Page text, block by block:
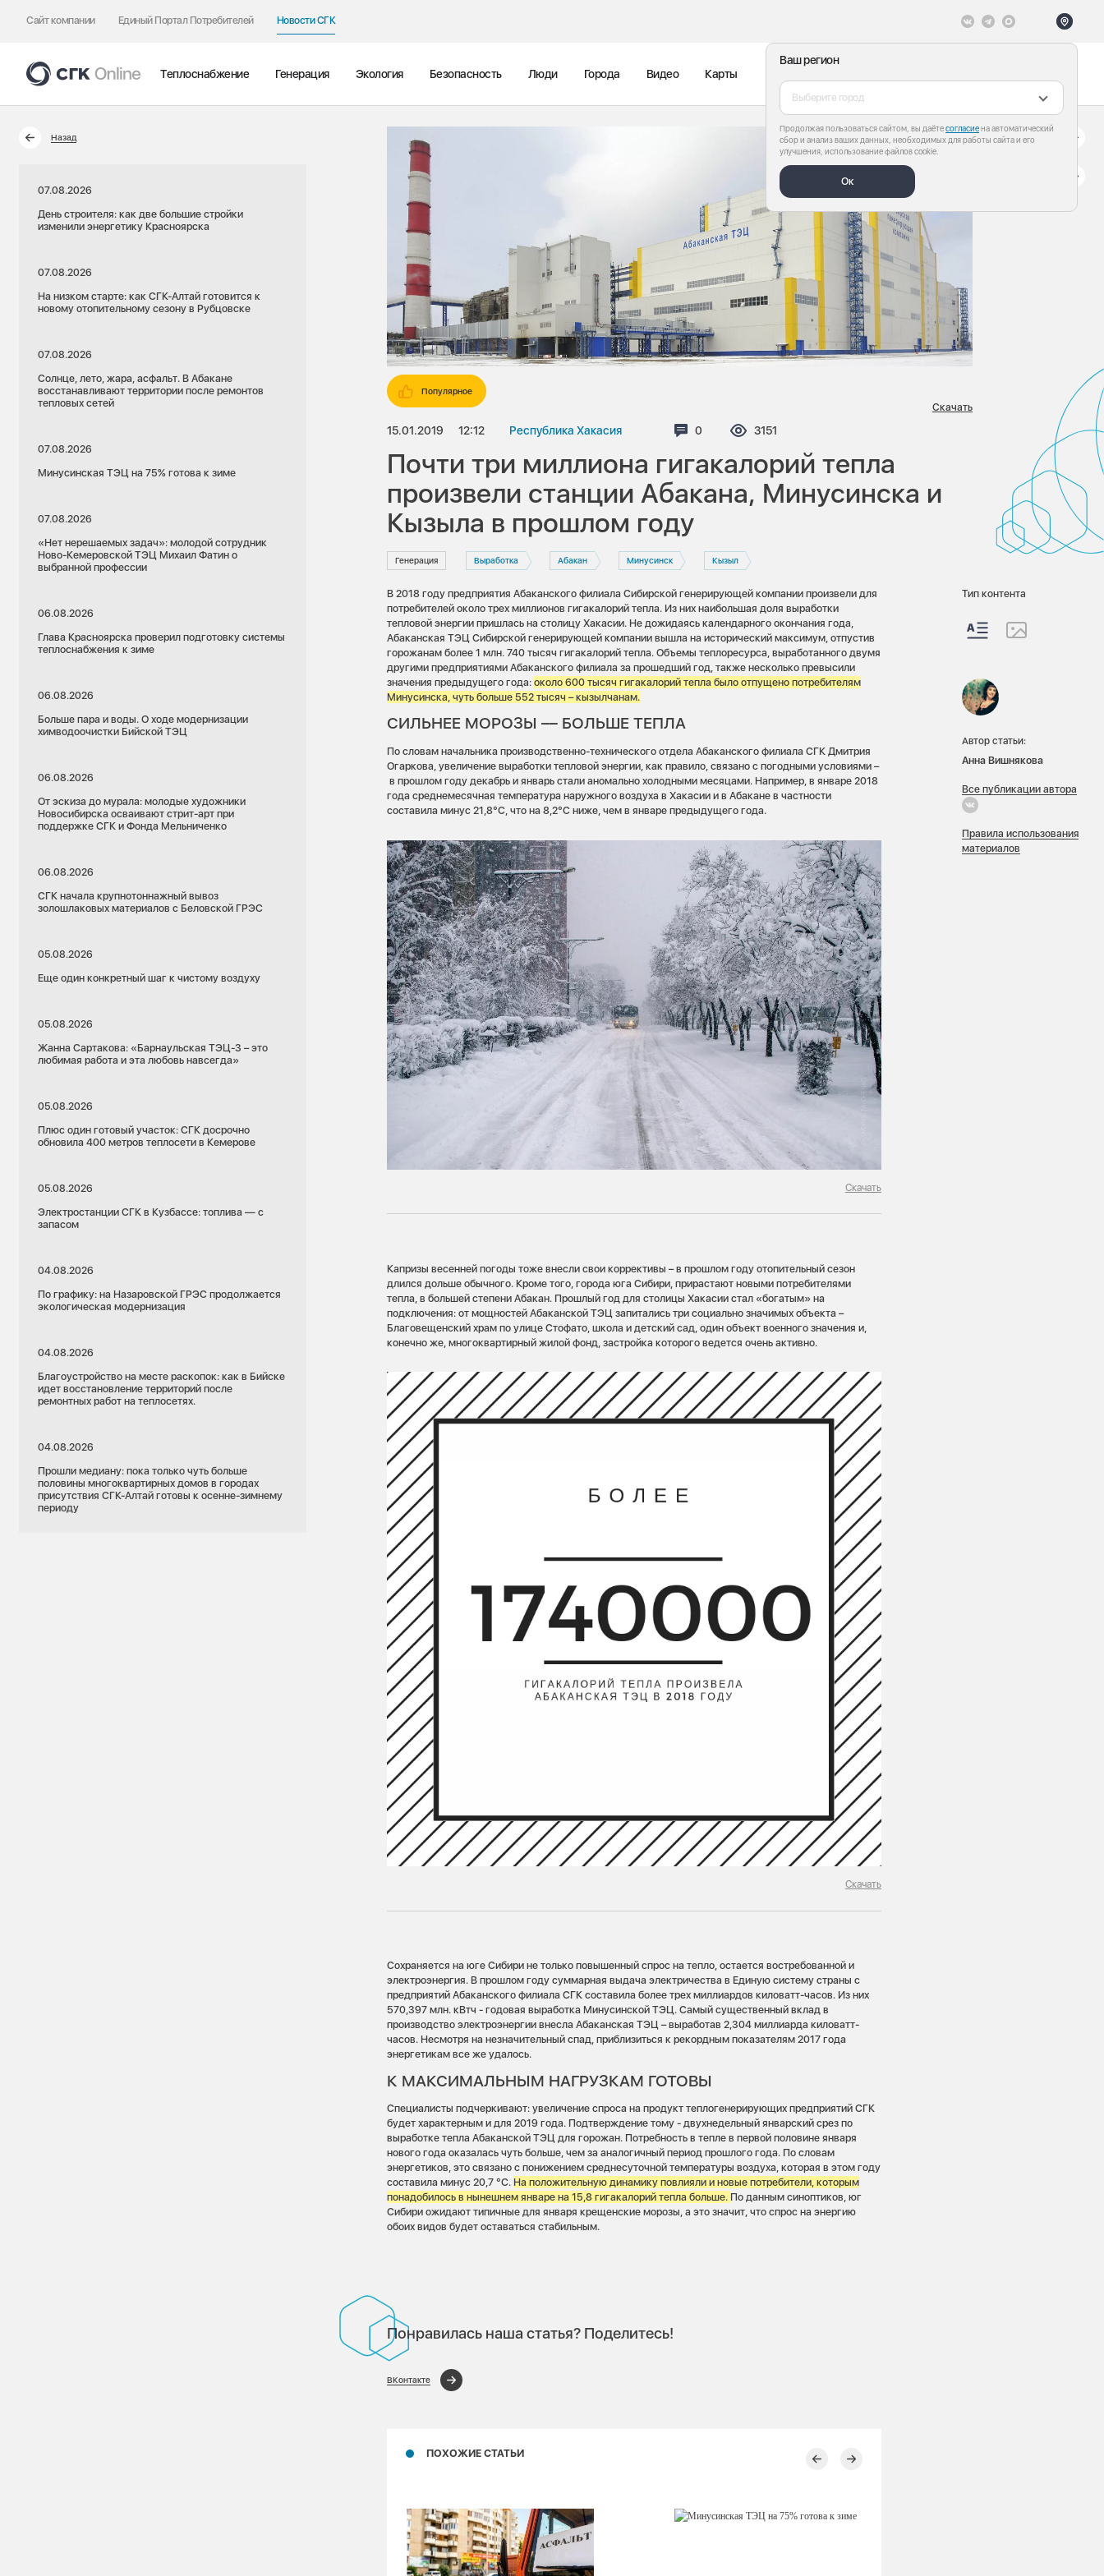
Сайт компании Единый Портал Потребителей Новости СГК
Ваш регион
Выберите город
Продолжая пользоваться сайтом, вы даётесогласиена автоматический
сбор и анализ ваших данных, необходимых для работы сайта и его
улучшения, использование файлов cookie.
Ок
Теплоснабжение Генерация Экология Безопасность Люди Города Видео Карты
Назад
07.08.2026
День строителя: как две большие стройки
изменили энергетику Красноярска
07.08.2026
На низком старте: как СГК-Алтай готовится к
новому отопительному сезону в Рубцовске
07.08.2026
Солнце, лето, жара, асфальт. В Абакане
восстанавливают территории после ремонтов
тепловых сетей
07.08.2026
Минусинская ТЭЦ на 75% готова к зиме
07.08.2026
«Нет нерешаемых задач»: молодой сотрудник
Ново-Кемеровской ТЭЦ Михаил Фатин о
выбранной профессии
06.08.2026
Глава Красноярска проверил подготовку системы
теплоснабжения к зиме
06.08.2026
Больше пара и воды. О ходе модернизации
химводоочистки Бийской ТЭЦ
06.08.2026
От эскиза до мурала: молодые художники
Новосибирска осваивают стрит-арт при
поддержке СГК и Фонда Мельниченко
06.08.2026
СГК начала крупнотоннажный вывоз
золошлаковых материалов с Беловской ГРЭС
05.08.2026
Еще один конкретный шаг к чистому воздуху
05.08.2026
Жанна Сартакова: «Барнаульская ТЭЦ-3 – это
любимая работа и эта любовь навсегда»
05.08.2026
Плюс один готовый участок: СГК досрочно
обновила 400 метров теплосети в Кемерове
05.08.2026
Электростанции СГК в Кузбассе: топлива — с
запасом
04.08.2026
По графику: на Назаровской ГРЭС продолжается
экологическая модернизация
04.08.2026
Благоустройство на месте раскопок: как в Бийске
идет восстановление территорий после
ремонтных работ на теплосетях.
04.08.2026
Прошли медиану: пока только чуть больше
половины многоквартирных домов в городах
присутствия СГК-Алтай готовы к осенне-зимнему
периоду
Популярное
15.01.2019 12:12 Республика Хакасия Комментариев:
0 Просмотров:
3151
Скачать
Почти три миллиона гигакалорий тепла
произвели станции Абакана, Минусинска и
Кызыла в прошлом году
Генерация Выработка Абакан Минусинск Кызыл
В 2018 году предприятия Абаканского филиала Сибирской генерирующей компании произвели для
потребителей около трех миллионов гигакалорий тепла. Из них наибольшая доля выработки
тепловой энергии пришлась на столицу Хакасии. Не дожидаясь календарного окончания года,
Абаканская ТЭЦ Сибирской генерирующей компании вышла на исторический максимум, отпустив
горожанам более 1 млн. 740 тысяч гигакалорий тепла. Объемы теплоресурса, выработанного двумя
другими предприятиями Абаканского филиала за прошедший год, также несколько превысили
значения предыдущего года:около 600 тысяч гигакалорий тепла было отпущено потребителям
Минусинска, чуть больше 552 тысяч – кызылчанам.
СИЛЬНЕЕ МОРОЗЫ –– БОЛЬШЕ ТЕПЛА
По словам начальника производственно-технического отдела Абаканского филиала СГК Дмитрия
Огаркова, увеличение выработки тепловой энергии, как правило, связано с погодными условиями –
в прошлом году декабрь и январь стали аномально холодными месяцами. Например, в январе 2018
года среднемесячная температура наружного воздуха в Хакасии и в Абакане в частности
составила минус 21,8°С, что на 8,2°С ниже, чем в январе предыдущего года.
Скачать
Капризы весенней погоды тоже внесли свои коррективы – в прошлом году отопительный сезон
длился дольше обычного. Кроме того, города юга Сибири, прирастают новыми потребителями
тепла, в большей степени Абакан. Прошлый год для столицы Хакасии стал «богатым» на
подключения: от мощностей Абаканской ТЭЦ запитались три социально значимых объекта –
Благовещенский храм по улице Стофато, школа и детский сад, один объект военного значения и,
конечно же, многоквартирный жилой фонд, застройка которого ведется очень активно.
Скачать
Сохраняется на юге Сибири не только повышенный спрос на тепло, остается востребованной и
электроэнергия. В прошлом году суммарная выдача электричества в Единую систему страны с
предприятий Абаканского филиала СГК составила более трех миллиардов киловатт-часов. Из них
570,397 млн. кВтч - годовая выработка Минусинской ТЭЦ. Самый существенный вклад в
производство электроэнергии внесла Абаканская ТЭЦ – выработав 2,304 миллиарда киловатт-
часов. Несмотря на незначительный спад, приблизиться к рекордным показателям 2017 года
энергетикам все же удалось.
К МАКСИМАЛЬНЫМ НАГРУЗКАМ ГОТОВЫ
Специалисты подчеркивают: увеличение спроса на продукт теплогенерирующих предприятий СГК
будет характерным и для 2019 года. Подтверждение тому - двухнедельный январский срез по
выработке тепла Абаканской ТЭЦ для горожан. Потребность в тепле в первой половине января
нового года оказалась чуть больше, чем за аналогичный период прошлого года. По словам
энергетиков, это связано с понижением среднесуточной температуры воздуха, которая в этом году
составила минус 20,7 °С. На положительную динамику повлияли и новые потребители, которым
понадобилось в нынешнем январе на 15,8 гигакалорий тепла больше. По данным синоптиков, юг
Сибири ожидают типичные для января крещенские морозы, а это значит, что спрос на энергию
обоих видов будет оставаться стабильным.
Понравилась наша статья? Поделитесь!
ВКонтакте
ПОХОЖИЕ СТАТЬИ
Тип контента
Автор статьи:
Анна Вишнякова
Все публикации автора
Правила использования
материалов